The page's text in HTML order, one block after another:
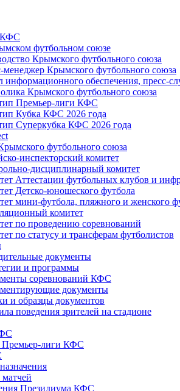
КФС
футбольном союзе
Крымского футбольного союза
Крымского футбольного союза
информационного обеспечения, пресс-
Крымского футбольного союза
Премьер-лиги КФС
Кубка КФС 2026 года
Суперкубка КФС 2026 года
футбольного союза
инспекторский комитет
дисциплинарный комитет
Аттестации футбольных клубов и
Детско-юношеского футбола
мини-футбола, пляжного и женского
комитет
по проведению соревнований
по статусу и трансферам футболистов
документы
и программы
соревнований КФС
документы
и образцы документов
поведения зрителей на стадионе
Премьер-лиги КФС
Президиума КФС